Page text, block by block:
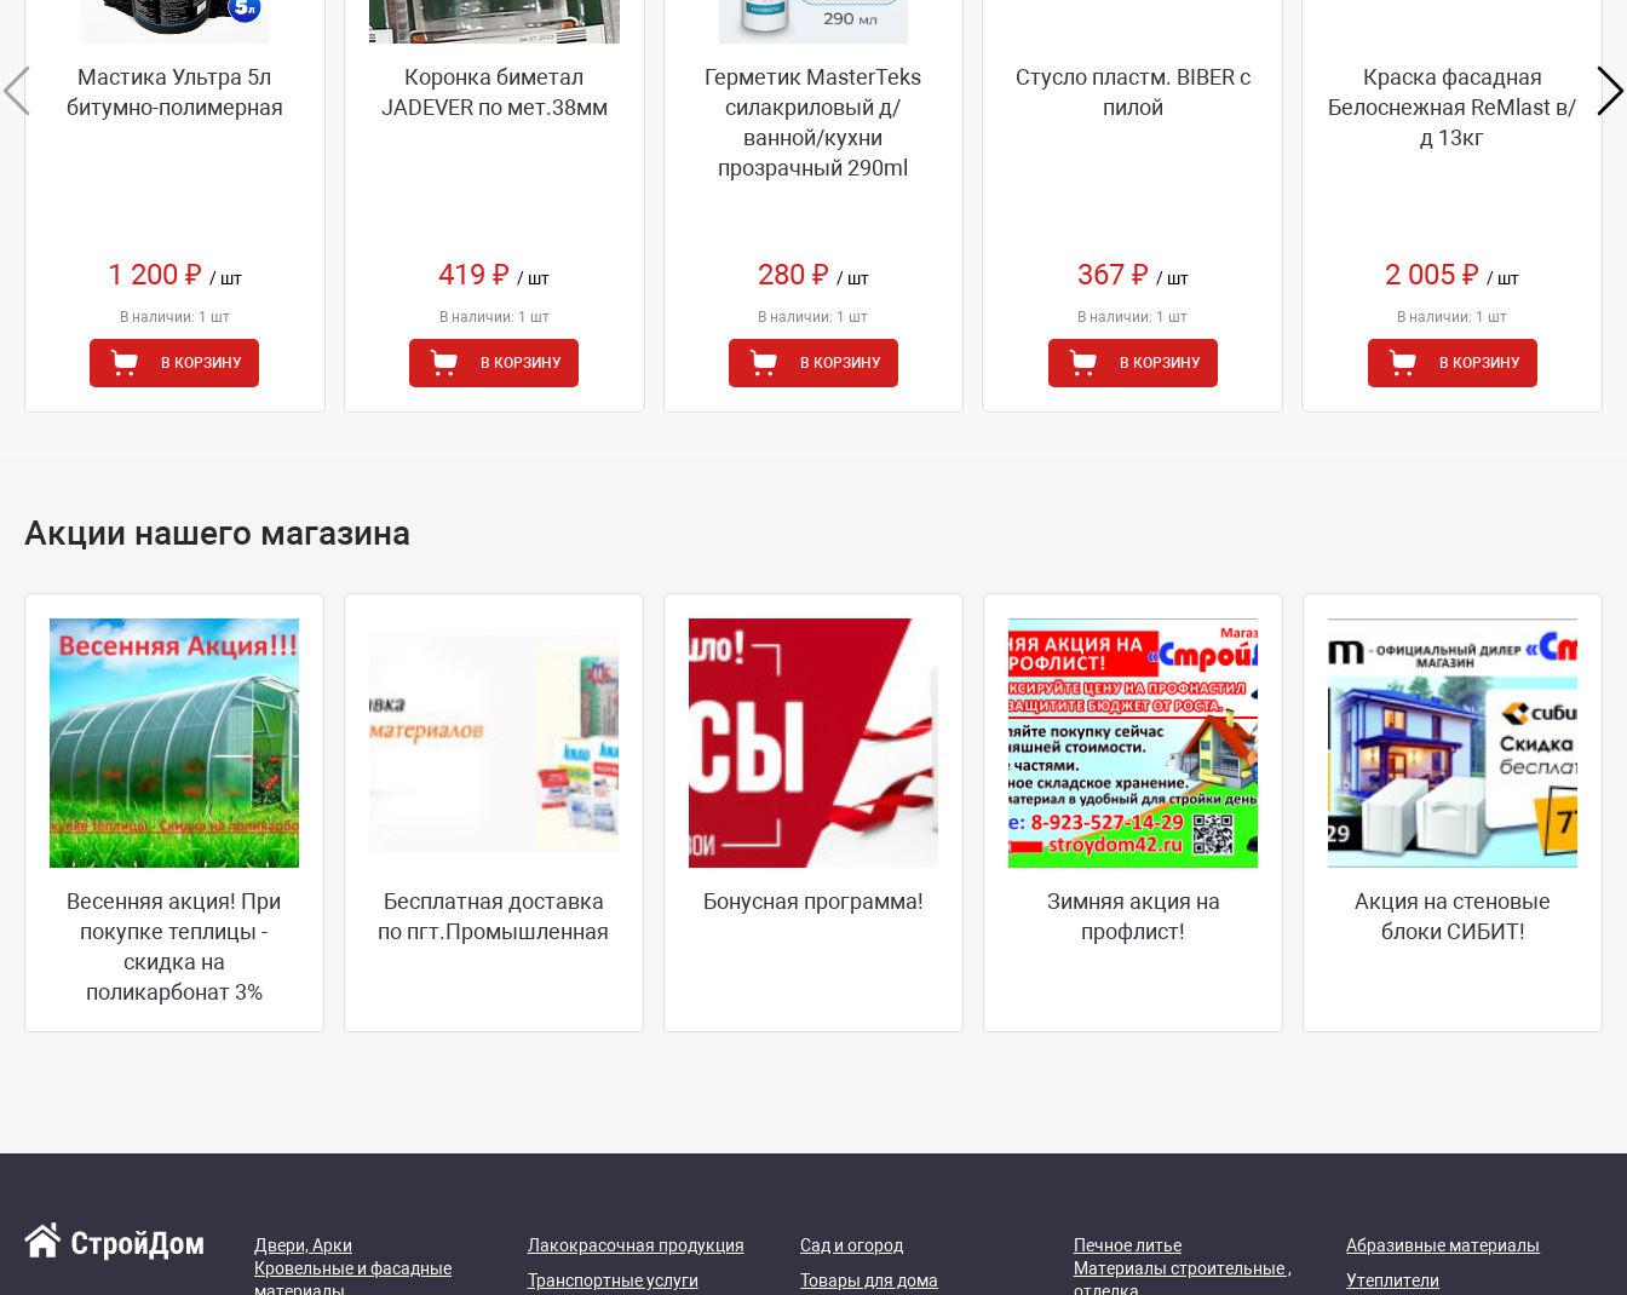
Мастика Ультра 5л
битумно-полимерная
1 200 ₽ / шт
В наличии: 1 шт
В КОРЗИНУ
Коронка биметал
JADEVER по мет.38мм
419 ₽/ шт
В наличии: 1 шт
В КОРЗИНУ
Герметик MasterTeks
силакриловый д/
ванной/кухни
прозрачный 290ml
280 ₽ / шт
В наличии: 1 шт
В КОРЗИНУ
Стусло пластм. BIBER с
пилой
367 ₽ / шт
В наличии: 1 шт
В КОРЗИНУ
Краска фасадная
Белоснежная ReMlast в/
д 13кг
2 005 ₽/ шт
В наличии: 1 шт
В КОРЗИНУ
Акции нашего магазина
Весенняя акция! При
покупке теплицы -
скидка на
поликарбонат 3%
Бесплатная доставка
по пгт.Промышленная
Бонусная программа!
Зимняя акция на
профлист!
Акция на стеновые
блоки СИБИТ!
Двери, Арки Лакокрасочная продукция Сад и огород Печное литье
Абразивные материалы
Кровельные и фасадные
Транспортные услуги Товары для дома
Материалы строительные ,
Утеплители